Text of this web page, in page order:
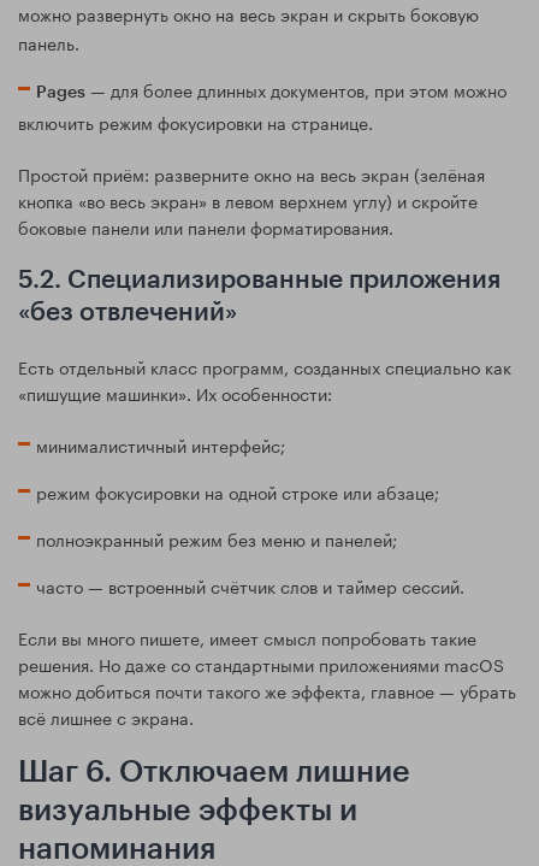
можно развернуть окно на весь экран и скрыть боковую
панель.
Pages — для более длинных документов, при этом можно
включить режим фокусировки на странице.
Простой приём: разверните окно на весь экран (зелёная
кнопка «во весь экран» в левом верхнем углу) и скройте
боковые панели или панели форматирования.
5.2. Специализированные приложения
«без отвлечений»
Есть отдельный класс программ, созданных специально как
«пишущие машинки». Их особенности:
минималистичный интерфейс;
режим фокусировки на одной строке или абзаце;
полноэкранный режим без меню и панелей;
часто — встроенный счётчик слов и таймер сессий.
Если вы много пишете, имеет смысл попробовать такие
решения. Но даже со стандартными приложениями macOS
можно добиться почти такого же эффекта, главное — убрать
всё лишнее с экрана.
Шаг 6. Отключаем лишние
визуальные эффекты и
напоминания